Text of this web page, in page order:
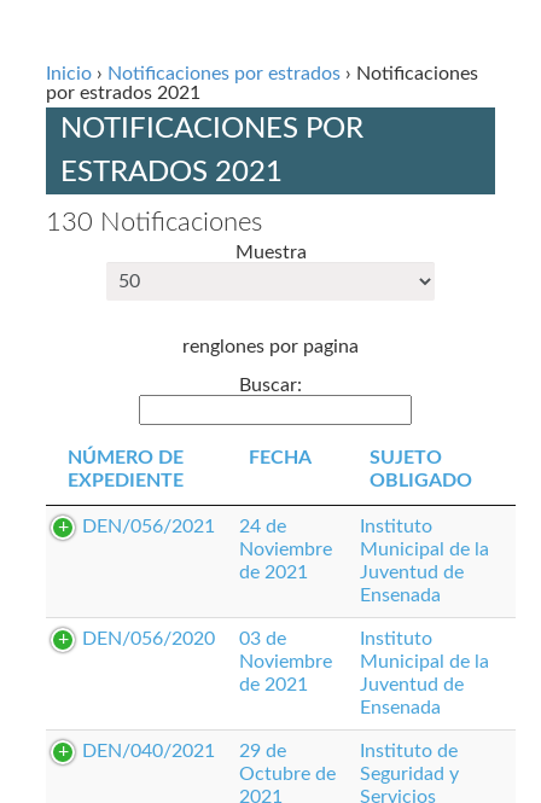
Inicio › Notificaciones por estrados › Notificaciones
por estrados 2021
NOTIFICACIONES POR
ESTRADOS 2021
130 Notificaciones
Muestra
renglones por pagina
Buscar:
NÚMERO DE
EXPEDIENTE
FECHA
SUJETO
OBLIGADO
DEN/056/2021
24 de
Noviembre
de 2021
Instituto
Municipal de la
Juventud de
Ensenada
DEN/056/2020
03 de
Noviembre
de 2021
Instituto
Municipal de la
Juventud de
Ensenada
DEN/040/2021
29 de
Octubre de
2021
Instituto de
Seguridad y
Servicios